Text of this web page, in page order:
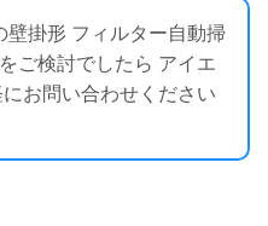
壁掛形 フィルター自動掃
ご検討でしたら アイエ
お問い合わせください